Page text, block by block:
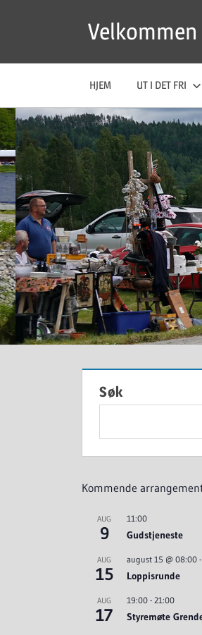
HJEM UT I DET FRI
Søk
Kommende
AUG
9
11:00
Gudstjeneste
AUG
15
august 15 @ 08:00 -
Loppisrunde
AUG
17
19:00 - 21:00
Styremøte